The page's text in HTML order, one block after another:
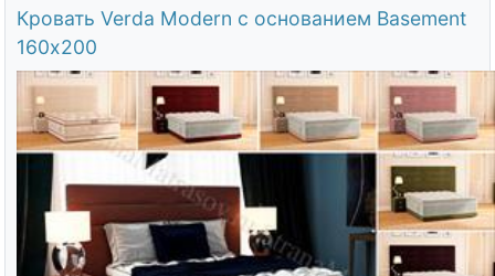
Кровать Verda Modern с основанием Basement
160х200